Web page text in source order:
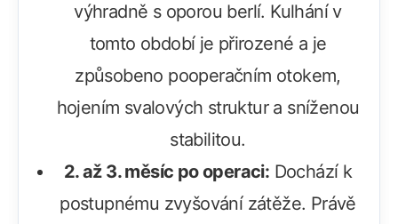
výhradně s oporou berlí. Kulhání v
tomto období je přirozené a je
způsobeno pooperačním otokem,
hojením svalových struktur a sníženou
stabilitou.
2. až 3. měsíc po operaci: Dochází k
postupnému zvyšování zátěže. Právě